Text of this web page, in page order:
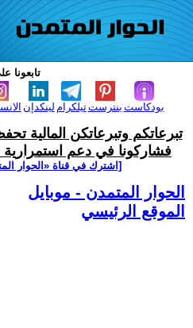
تابعونا
لينكدإن تيلكرامبنترست بودكاست
تبرعاتكم وتبرعاتكن المالية
فشاركونا في دعم استمرارية
[اشترك في قناة ‫«الحوار
الحوار المتمدن - موبايل
الموقع الرئيسي